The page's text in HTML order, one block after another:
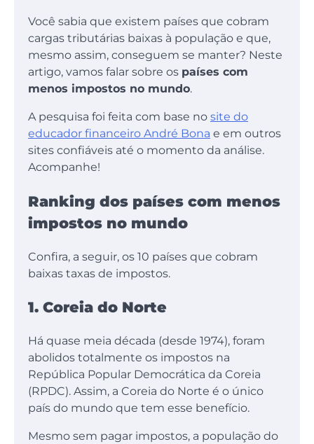
Você sabia que existem países que cobram
cargas tributárias baixas à população e que,
mesmo assim, conseguem se manter? Neste
artigo, vamos falar sobre os países com
menos impostos no mundo.
A pesquisa foi feita com base no site do
educador financeiro André Bona e em outros
sites confiáveis até o momento da análise.
Acompanhe!
Ranking dos países com menos
impostos no mundo
Confira, a seguir, os 10 países que cobram
baixas taxas de impostos.
1. Coreia do Norte
Há quase meia década (desde 1974), foram
abolidos totalmente os impostos na
República Popular Democrática da Coreia
(RPDC). Assim, a Coreia do Norte é o único
país do mundo que tem esse benefício.
Mesmo sem pagar impostos, a população do